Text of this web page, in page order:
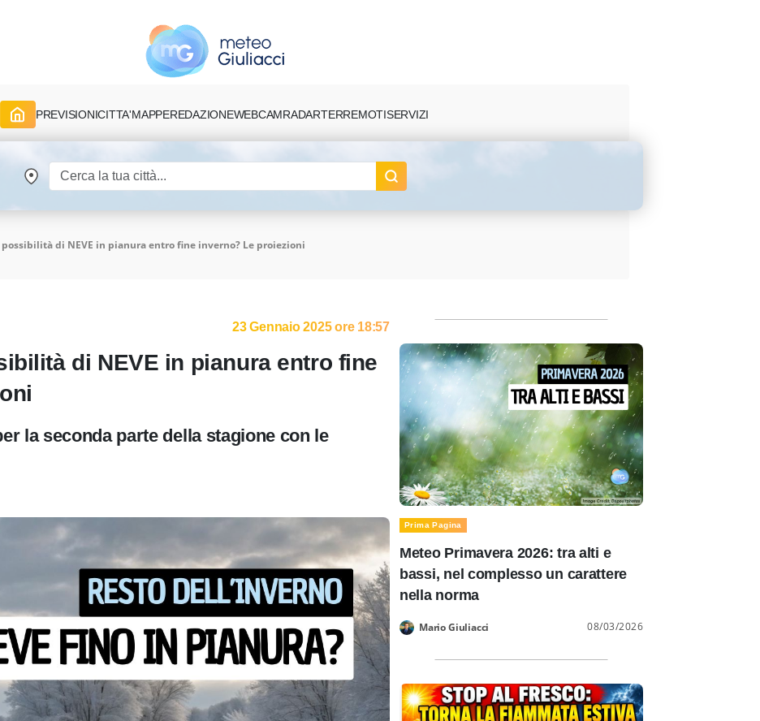
PREVISIONICITTA'MAPPEREDAZIONEWEBCAMRADARTERREMOTISERVIZI
di NEVE in pianura entro fine inverno? Le proiezioni
23 Gennaio 2025 ore 18:57
di NEVE in pianura entro fine
la seconda parte della stagione con le
Prima Pagina
Meteo Primavera 2026: tra alti e
bassi, nel complesso un carattere
nella norma
Mario Giuliacci 08/03/2026